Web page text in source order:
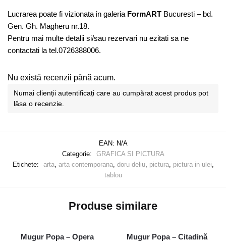
Lucrarea poate fi vizionata in galeria FormART Bucuresti – bd.
Gen. Gh. Magheru nr.18.
Pentru mai multe detalii si/sau rezervari nu ezitati sa ne
contactati la tel.0726388006.
Nu există recenzii până acum.
Numai clienții autentificați care au cumpărat acest produs pot
lăsa o recenzie.
EAN: N/A
Categorie:
GRAFICA SI PICTURA
Etichete:
arta, arta contemporana, doru deliu, pictura, pictura in ulei
tablou
Produse similare
Mugur Popa – Opera
Mugur Popa – Citadină